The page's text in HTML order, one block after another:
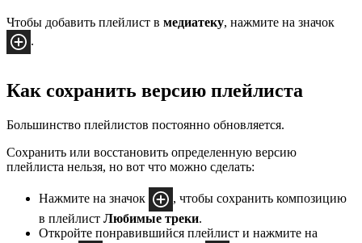
Чтобы добавить плейлист в медиатеку, нажмите на значок
.
Как сохранить версию плейлиста
Большинство плейлистов постоянно обновляется.
Сохранить или восстановить определенную версию
плейлиста нельзя, но вот что можно сделать:
Нажмите на значок
, чтобы сохранить композицию
в плейлист Любимые треки.
Откройте понравившийся плейлист и нажмите на